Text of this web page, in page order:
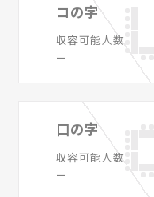
コの字
収容可能人数
ー
口の字
収容可能人数
ー